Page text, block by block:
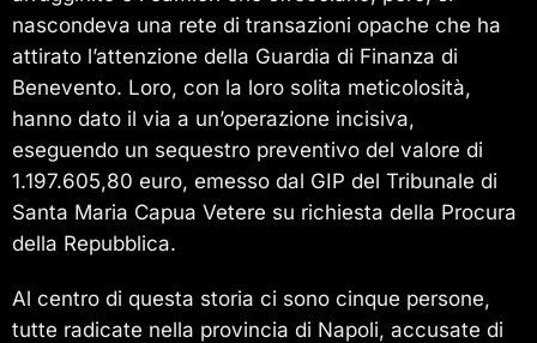
nascondeva una rete di transazioni opache che ha
attirato l’attenzione della Guardia di Finanza di
Benevento. Loro, con la loro solita meticolosità,
hanno dato il via a un’operazione incisiva,
eseguendo un sequestro preventivo del valore di
1.197.605,80 euro, emesso dal GIP del Tribunale di
Santa Maria Capua Vetere su richiesta della Procura
della Repubblica.
Al centro di questa storia ci sono cinque persone,
tutte radicate nella provincia di Napoli, accusate di